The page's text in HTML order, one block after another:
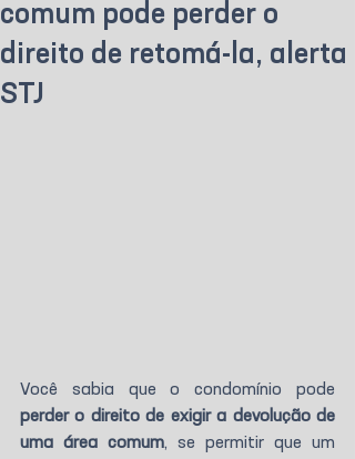
comum pode perder o
direito de retomá-la, alerta
STJ
perder o direito de exigir a devolução de
uma área comum